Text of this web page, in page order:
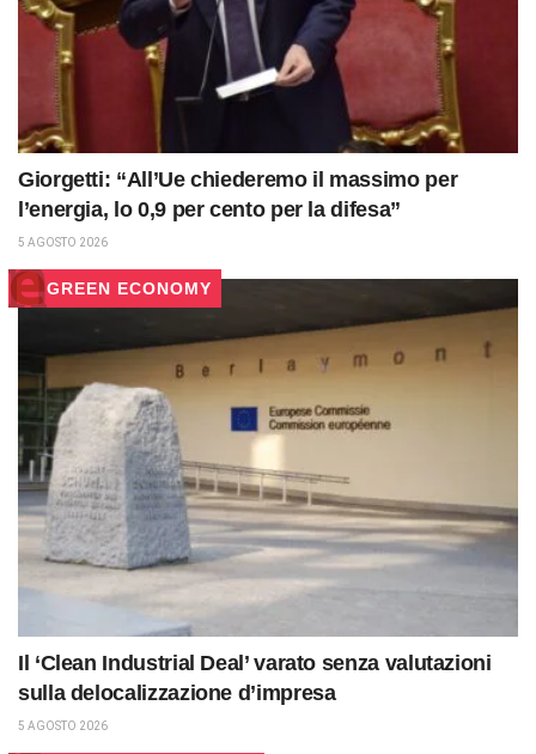
Giorgetti: “All’Ue chiederemo il massimo per
l’energia, lo 0,9 per cento per la difesa”
5 AGOSTO 2026
GREEN ECONOMY
Il ‘Clean Industrial Deal’ varato senza valutazioni
sulla delocalizzazione d’impresa
5 AGOSTO 2026